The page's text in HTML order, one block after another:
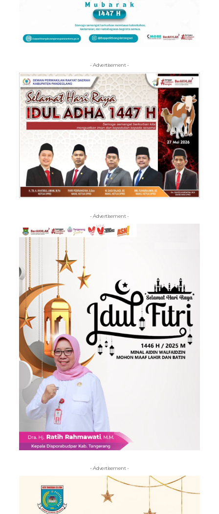
- Advertisement -
- Advertisement -
- Advertisement -